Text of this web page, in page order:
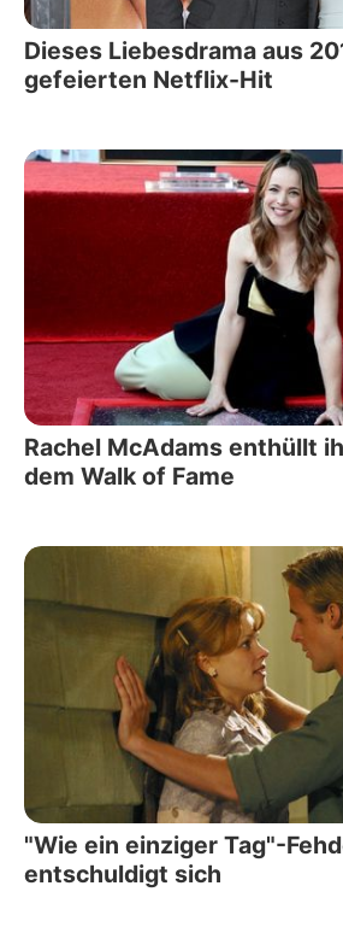
Dieses Liebesdrama aus
gefeierten Netflix-Hit
Rachel McAdams enthüllt
dem Walk of Fame
"Wie ein einziger Tag"-
entschuldigt sich